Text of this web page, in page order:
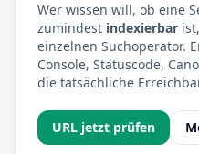
Wer wissen will, ob eine
zumindest indexierbar
einzelnen Suchoperator.
Console, Statuscode,
die tatsächliche
URL jetzt prüfen